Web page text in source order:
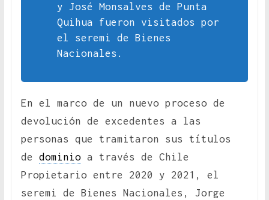
y José Monsalves de Punta
Quihua fueron visitados por
el seremi de Bienes
Nacionales.
En el marco de un nuevo proceso de
devolución de excedentes a las
personas que tramitaron sus títulos
de dominioa través de Chile
Propietario entre 2020 y 2021, el
seremi de Bienes Nacionales, Jorge